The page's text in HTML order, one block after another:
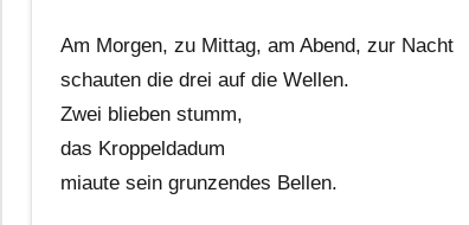
Am Morgen, zu Mittag, am Abend, zur Nacht
schauten die drei auf die Wellen.
Zwei blieben stumm,
das Kroppeldadum
miaute sein grunzendes Bellen.